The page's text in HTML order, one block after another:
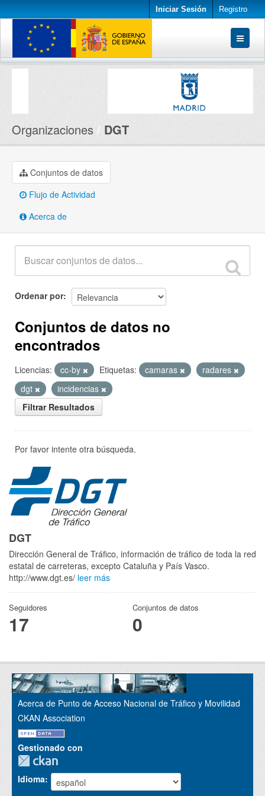
Iniciar Sesión Registro
Conjuntos de datos
Organizaciones DGT
Conjuntos de datos
Flujo de Actividad
Acerca de
Ordenar por
Conjuntos de datos no
encontrados
Licencias: cc-by Etiquetas: camaras
radares
dgt
incidencias
Filtrar Resultados
Por favor intente otra búsqueda.
DGT
Dirección General de Tráfico, información de tráfico de toda la red
estatal de carreteras, excepto Cataluña y País Vasco.
http://www.dgt.es/ leer más
Seguidores
17
Conjuntos de datos
0
Acerca de Punto de Acceso Nacional de Tráfico y Movilidad
CKAN Association
Gestionado con
Idioma